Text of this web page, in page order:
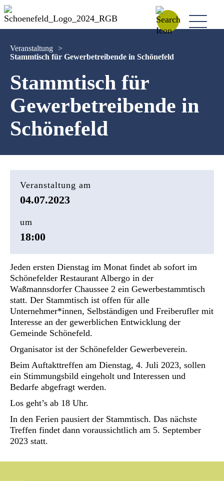
Veranstaltung >
Stammtisch für Gewerbetreibende in Schönefeld
Stammtisch für
Gewerbetreibende in
Schönefeld
Veranstaltung am
04.07.2023
um
18:00
Jeden ersten Dienstag im Monat findet ab sofort im
Schönefelder Restaurant Albergo in der
Waßmannsdorfer Chaussee 2 ein Gewerbestammtisch
statt. Der Stammtisch ist offen für alle
Unternehmer*innen, Selbständigen und Freiberufler mit
Interesse an der gewerblichen Entwicklung der
Gemeinde Schönefeld.
Organisator ist der Schönefelder Gewerbeverein.
Beim Auftakttreffen am Dienstag, 4. Juli 2023, sollen
ein Stimmungsbild eingeholt und Interessen und
Bedarfe abgefragt werden.
Los geht’s ab 18 Uhr.
In den Ferien pausiert der Stammtisch. Das nächste
Treffen findet dann voraussichtlich am 5. September
2023 statt.